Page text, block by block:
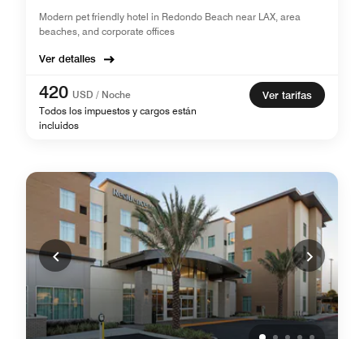
Modern pet friendly hotel in Redondo Beach near LAX, area
beaches, and corporate offices
Ver detalles
420 USD / Noche
Todos los impuestos y cargos están
incluidos
Ver tarifas